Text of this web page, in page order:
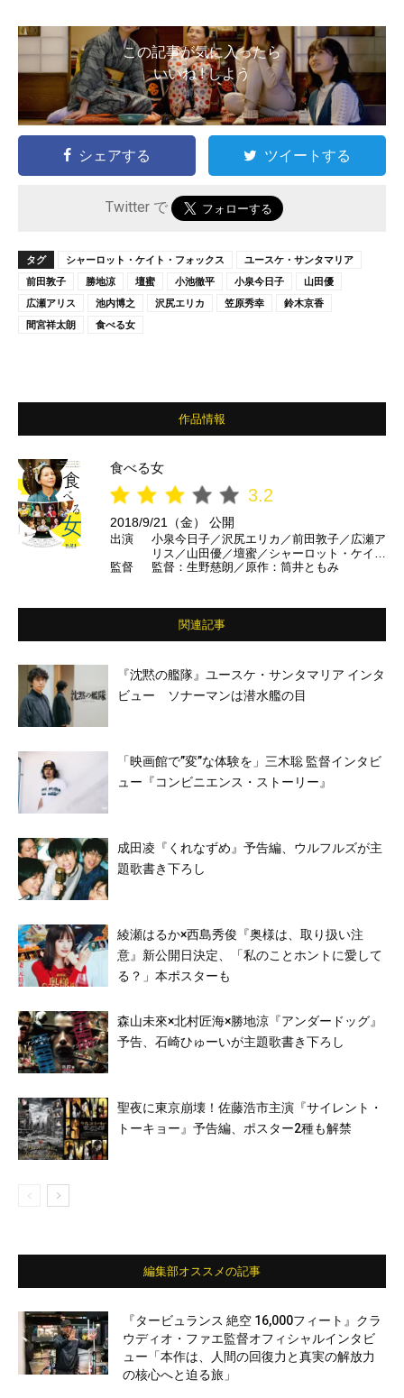
この記事が気に入ったら
いいね ! しよう
シェアする ツイートする
Twitter で
タグ シャーロット・ケイト・フォックス
ユースケ・サンタマリア
前田敦子
勝地涼 壇蜜 小池徹平 小泉今日子
山田優
広瀬アリス
池内博之 沢尻エリカ 笠原秀幸
鈴木京香
間宮祥太朗
食べる女
作品情報
食べる女
3.2
2018/9/21（金） 公開
出演
小泉今日子／沢尻エリカ／前田敦子／広瀬ア
リス／山田優／壇蜜／シャーロット・ケイ
ト・フォックス／鈴木京香／ユースケ・サン
NGE RANGE)／PANTA(頭脳警察）／眞木蔵
人 ほか
監督 監督：生野慈朗／原作：筒井ともみ
関連記事
『沈黙の艦隊』ユースケ・サンタマリア インタ
ビュー ソナーマンは潜水艦の目
「映画館で”変”な体験を」三木聡 監督インタビ
ュー『コンビニエンス・ストーリー』
成田凌『くれなずめ』予告編、ウルフルズが主
題歌書き下ろし
綾瀬はるか×西島秀俊『奥様は、取り扱い注
意』新公開日決定、「私のことホントに愛して
る？」本ポスターも
森山未來×北村匠海×勝地涼『アンダードッグ』
予告、石崎ひゅーいが主題歌書き下ろし
聖夜に東京崩壊！佐藤浩市主演『サイレント・
トーキョー』予告編、ポスター2種も解禁
編集部オススメの記事
『タービュランス 絶空 16,000フィート』クラ
ウディオ・ファエ監督オフィシャルインタビ
ュー「本作は、人間の回復力と真実の解放力
の核心へと迫る旅」